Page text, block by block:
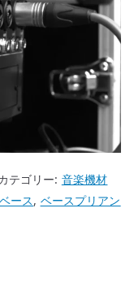
テゴリー: 音楽機材
ベース, ベースプリアン